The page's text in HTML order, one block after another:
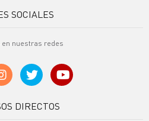
SOCIALES
en nuestras redes
DIRECTOS